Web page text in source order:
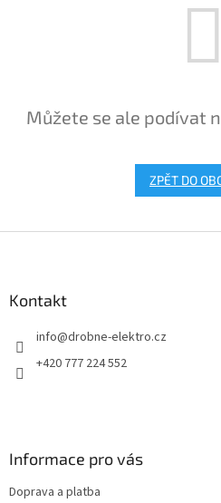
Můžete se ale podívat
ZPĚT DO
Kontakt
info@drobne-elektro.cz
+420 777 224 552
Informace pro vás
Doprava a platba